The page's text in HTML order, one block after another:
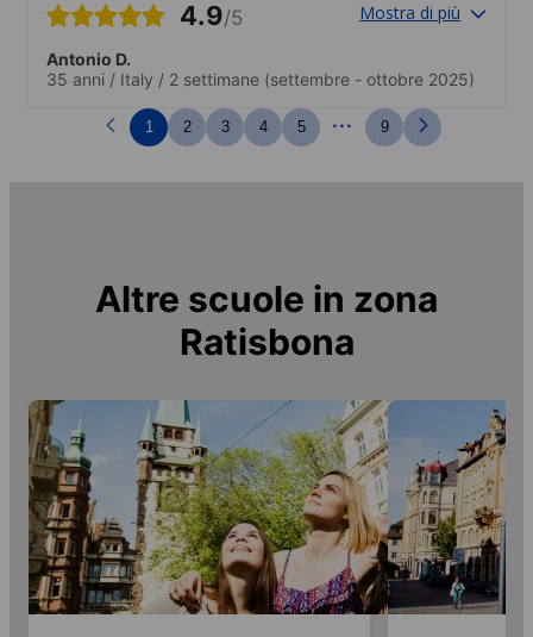
4.9/5 Mostra di più
Antonio D.
35 anni / Italy / 2 settimane (settembre - ottobre 2025)
1 2 3 4 5 ... 9
Altre scuole in zona
Ratisbona